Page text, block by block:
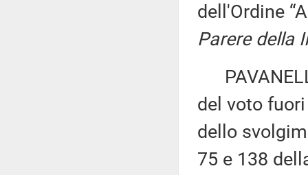
dell'Ordine
Parere della
del voto
dello
75 e 138